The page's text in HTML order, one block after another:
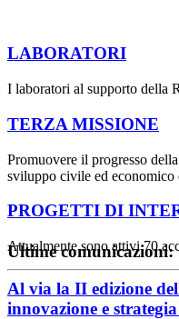
LABORATORI
I laboratori al supporto della
TERZA MISSIONE
Promuovere il progresso
sviluppo civile ed economico
PROGETTI DI
Attualmente sono attivi 70
Ultime comunicazioni:
Al via la II edizione
innovazione e